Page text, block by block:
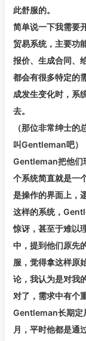
此舒服的。
简单说一下我需要
贸易系统，主要功
报价、生成合同、
都会有很多特定的
成发生变化时，系
去。
（那位非常绅士
叫Gentleman吧）
Gentleman把他们
个系统简直就是一
是操作的界面上，
这样的系统，
惊讶，甚至于难以
中，提到他们原先
服，觉得拿这样原
论，我认为是对我
对了，需求中有个
Gentleman长期定
月，平时他都是通